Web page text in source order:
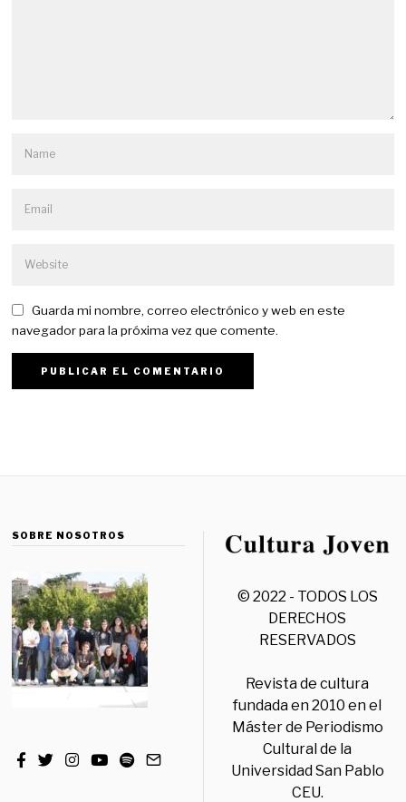
Guarda mi nombre, correo electrónico y web en este
navegador para la próxima vez que comente.
SOBRE NOSOTROS
© 2022 - TODOS LOS
DERECHOS
RESERVADOS
Revista de cultura
fundada en 2010 en el
Máster de Periodismo
Cultural de la
Universidad San Pablo
CEU.